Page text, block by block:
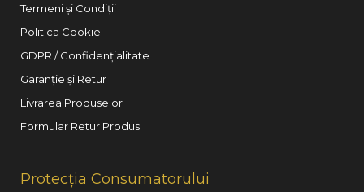
Termeni și Condiții
Politica Cookie
GDPR / Confidențialitate
Garanție și Retur
Livrarea Produselor
Formular Retur Produs
Protecția Consumatorului